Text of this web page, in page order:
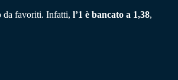
da favoriti. Infatti, l’1 è bancato a 1,38,